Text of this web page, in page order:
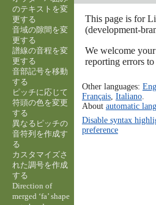
This page is for
(development-
We welcome
reporting errors
Other languages:
Français, Italiano.
About automatic
Disable syntax
preference
のテキストを変
更する
音域の隙間を変
更する
譜線の音程を変
更する
音部記号を移動
する
ピッチに応じて
符頭の色を変更
する
異なるピッチの
音符列を作成す
る
カスタマイズさ
れた調号を作成
する
Direction of
merged ‘fa’ shape